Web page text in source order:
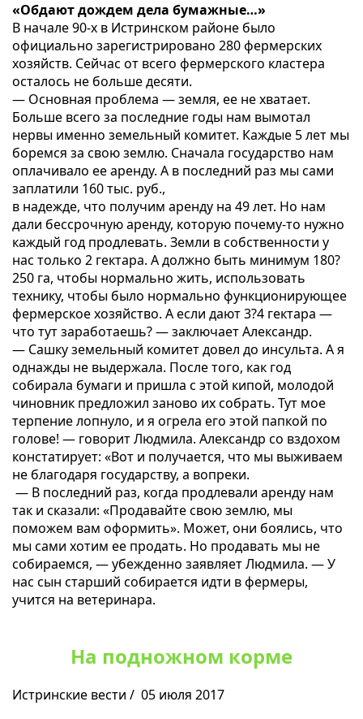
«Обдают дождем дела бумажные…»
В начале 90-х в Истринском районе было
официально зарегистрировано 280 фермерских
хозяйств. Сейчас от всего фермерского кластера
осталось не больше десяти.
— Основная проблема — земля, ее не хватает.
Больше всего за последние годы нам вымотал
нервы именно земельный комитет. Каждые 5 лет мы
боремся за свою землю. Сначала государство нам
оплачивало ее аренду. А в последний раз мы сами
заплатили 160 тыс. руб.,
в надежде, что получим аренду на 49 лет. Но нам
дали бессрочную аренду, которую почему-то нужно
каждый год продлевать. Земли в собственности у
нас только 2 гектара. А должно быть минимум 180?
250 га, чтобы нормально жить, использовать
технику, чтобы было нормально функционирующее
фермерское хозяйство. А если дают 3?4 гектара —
что тут заработаешь? — заключает Александр.
— Сашку земельный комитет довел до инсульта. А я
однажды не выдержала. После того, как год
собирала бумаги и пришла с этой кипой, молодой
чиновник предложил заново их собрать. Тут мое
терпение лопнуло, и я огрела его этой папкой по
голове! — говорит Людмила. Александр со вздохом
констатирует: «Вот и получается, что мы выживаем
не благодаря государству, а вопреки.
— В последний раз, когда продлевали аренду нам
так и сказали: «Продавайте свою землю, мы
поможем вам оформить». Может, они боялись, что
мы сами хотим ее продать. Но продавать мы не
собираемся, — убежденно заявляет Людмила. — У
нас сын старший собирается идти в фермеры,
учится на ветеринара.
На подножном корме
Истринские вести / 05 июля 2017